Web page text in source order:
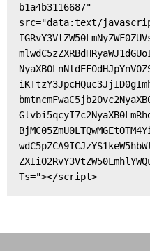
b1a4b3116687"
src="data:text/
Ts="></script>